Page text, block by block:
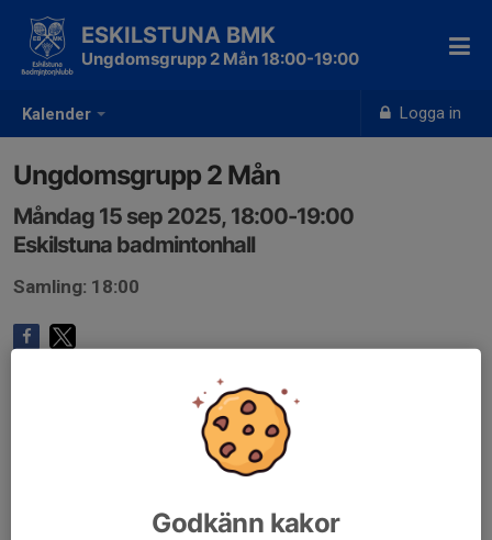
Kalender Logga in
ESKILSTUNA BMK
Ungdomsgrupp 2 Mån 18:00-19:00
Ungdomsgrupp 2 Mån
Måndag 15 sep 2025, 18:00-19:00
Eskilstuna badmintonhall
Samling: 18:00
Godkänn kakor